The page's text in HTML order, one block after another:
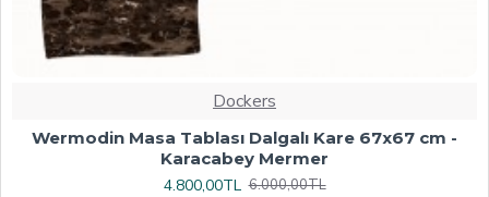
Dockers
Werzalit, Allzalit veya Wermodin Masa Tablası
70X120 - Afyon Mermer
6.080,00TL 7.600,00TL